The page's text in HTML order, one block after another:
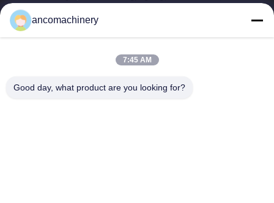
Jiangsu.
ลิงก์ด่วน
เกี่ยวกับเรา
ทัวร์โรงงาน
ควบคุมคุณภาพ
ancomachinery
7:45 AM
Good day, what product are you looking for?